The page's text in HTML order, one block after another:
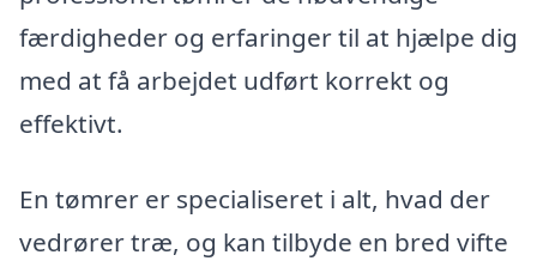
færdigheder og erfaringer til at hjælpe dig
med at få arbejdet udført korrekt og
effektivt.
En tømrer er specialiseret i alt, hvad der
vedrører træ, og kan tilbyde en bred vifte